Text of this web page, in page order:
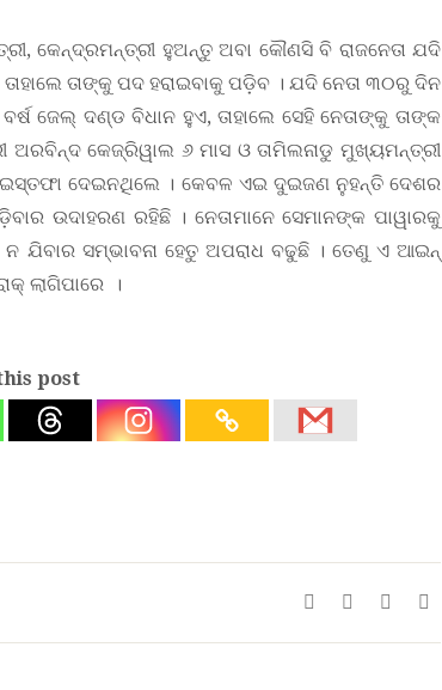
କେନ୍ଦ୍ରମନ୍ତ୍ରୀ ହୁଅନ୍ତୁ ଅବା କୌଣସି ବି ରାଜନେତା ଯଦି
ତାଙ୍କୁ ପଦ ହରାଇବାକୁ ପଡ଼ିବ । ଯଦି ନେତା ୩୦ରୁ ଦିନ
ଜେଲ୍‌ ଦଣ୍ଡ ବିଧାନ ହୁଏ, ତାହାଲେ ସେହି ନେତାଙ୍କୁ ତାଙ୍କ
ଅରବିନ୍ଦ କେଜ୍ରିୱାଲ ୬ ମାସ ଓ ତାମିଲନାଡୁ ମୁଖ୍ୟମନ୍ତ୍ରୀ
ଦେଇନଥିଲେ । କେବଳ ଏଇ ଦୁଇଜଣ ନୁହନ୍ତି ଦେଶର
ଉଦାହରଣ ରହିଛି । ନେତାମାନେ ସେମାନଙ୍କ ପାୱାରକୁ
ଯିବାର ସମ୍ଭାବନା ହେତୁ ଅପରାଧ ବଢୁଛି । ତେଣୁ ଏ ଆଇନ୍
ଲାଗିପାରେ ।
post